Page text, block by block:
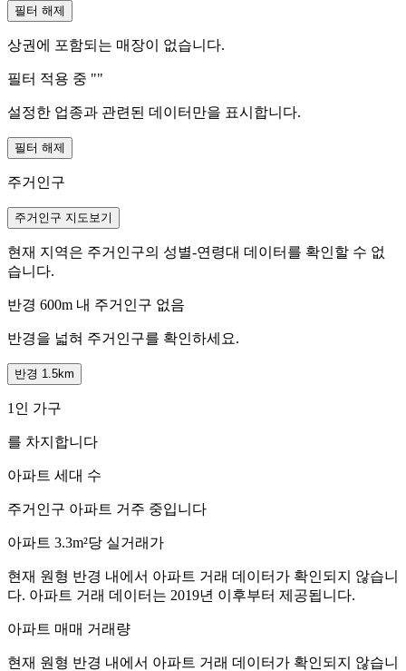
필터 해제
상권에 포함되는 매장이 없습니다.
필터 적용 중 ""
설정한 업종과 관련된 데이터만을 표시합니다.
필터 해제
주거인구
주거인구 지도보기
현재 지역은 주거인구의 성별-연령대 데이터를 확인할 수 없
습니다.
반경 600m 내 주거인구 없음
반경을 넓혀 주거인구를 확인하세요.
반경 1.5km
1인 가구
를 차지합니다
아파트 세대 수
주거인구 아파트 거주 중입니다
아파트 3.3m²당 실거래가
현재 원형 반경 내에서 아파트 거래 데이터가 확인되지 않습니
다. 아파트 거래 데이터는 2019년 이후부터 제공됩니다.
아파트 매매 거래량
현재 원형 반경 내에서 아파트 거래 데이터가 확인되지 않습니